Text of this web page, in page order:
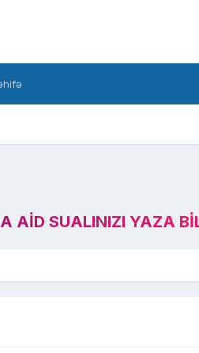
AID SUALINIZI YAZA